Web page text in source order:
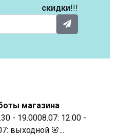
скидки!!!
магазина
- 19.0008.07: 12.00 -
выходной 🌸...